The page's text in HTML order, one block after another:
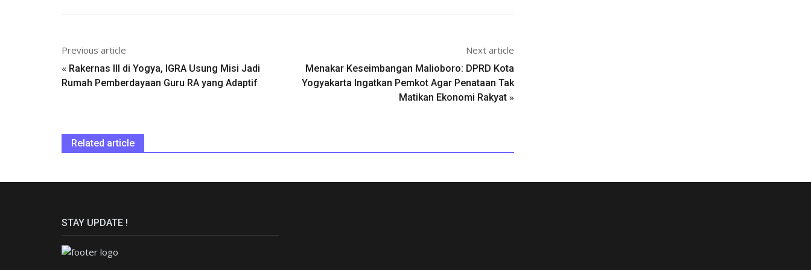
Previous article
« Rakernas III di Yogya, IGRA Usung Misi Jadi
Rumah Pemberdayaan Guru RA yang Adaptif
Next article
Menakar Keseimbangan Malioboro: DPRD Kota
Yogyakarta Ingatkan Pemkot Agar Penataan Tak
Matikan Ekonomi Rakyat »
Related article
STAY UPDATE !